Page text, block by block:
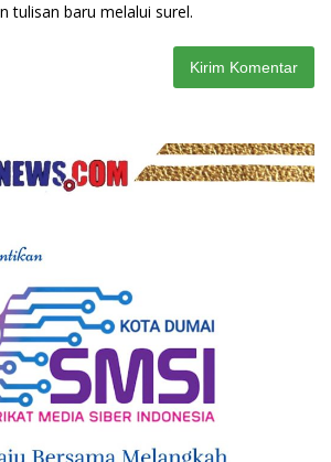
tulisan baru melalui surel.